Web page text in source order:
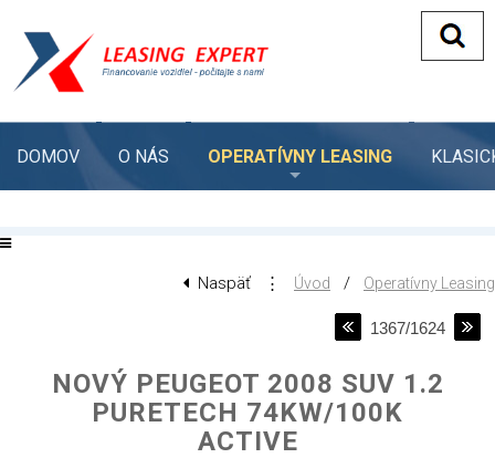
DOMOV O NÁS OPERATÍVNY LEASING
Naspäť ⋮ Úvod / Operatívny Leasing
1367/1624
NOVÝ PEUGEOT 2008 SUV 1.2
PURETECH 74KW/100K
ACTIVE